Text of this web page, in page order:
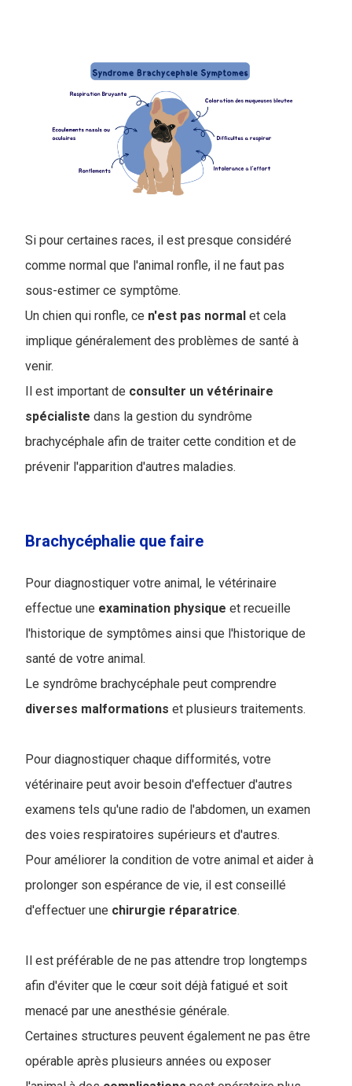
Si pour certaines races, il est presque considéré
comme normal que l'animal ronfle, il ne faut pas
sous-estimer ce symptôme.
Un chien qui ronfle, ce n'est pas normal et cela
implique généralement des problèmes de santé à
venir.
Il est important de consulter un vétérinaire
spécialiste dans la gestion du syndrôme
brachycéphale afin de traiter cette condition et de
prévenir l'apparition d'autres maladies.
Brachycéphalie que faire
Pour diagnostiquer votre animal, le vétérinaire
effectue une examination physique et recueille
l'historique de symptômes ainsi que l'historique de
santé de votre animal .
Le syndrôme brachycéphale peut comprendre
diverses malformations et plusieurs traitements.
Pour diagnostiquer chaque difformités, votre
vétérinaire peut avoir besoin d'effectuer d'autres
examens tels qu'une radio de l'abdomen, un examen
des voies respiratoires supérieurs et d'autres.
Pour améliorer la condition de votre animal et aider à
prolonger son espérance de vie, il est conseillé
d'effectuer une chirurgie réparatrice.
Il est préférable de ne pas attendre trop longtemps
afin d'éviter que le cœur soit déjà fatigué et soit
menacé par une anesthésie générale.
Certaines structures peuvent également ne pas être
opérable après plusieurs années ou exposer